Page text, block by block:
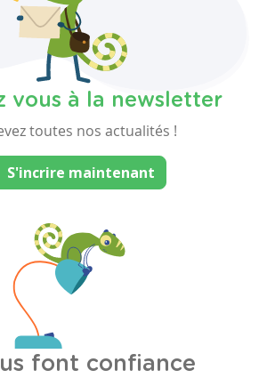
vous à la newsletter
toutes nos actualités !
S'incrire maintenant
font confiance